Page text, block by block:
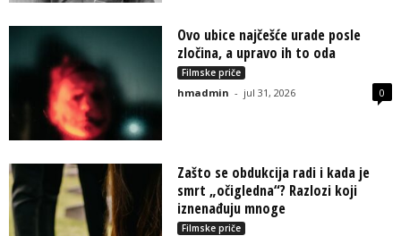
Ovo ubice najčešće urade posle
zločina, a upravo ih to oda
Filmske priče
hmadmin - jul 31, 2026 0
Zašto se obdukcija radi i kada je
smrt „očigledna“? Razlozi koji
iznenađuju mnoge
Filmske priče